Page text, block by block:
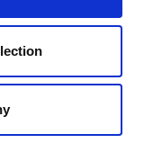
av Fagpressen